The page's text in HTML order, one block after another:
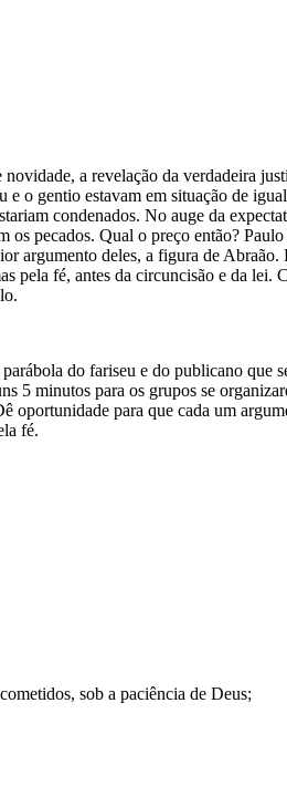
a revelação da verdadeira
o gentio estavam em situação de
condenados. No auge da
pecados. Qual o preço então?
argumento deles, a figura de
pela fé, antes da circuncisão e da lei.
do fariseu e do publicano que
5 minutos para os grupos se
oportunidade para que cada um
fé.
sob a paciência de Deus;